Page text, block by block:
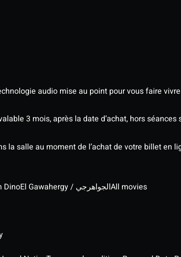
audio mise au point pour vous faire
3 mois, après la date d’achat, hors
salle au moment de l’achat de votre billet en
Dino El Gawahergy / الجواهرجيAll movies